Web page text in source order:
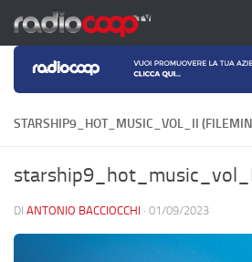
Salta al contenuto
STARSHIP9_HOT_MUSIC_VOL_II
DI ANTONIO BACCIOCCHI · 01/09/2023